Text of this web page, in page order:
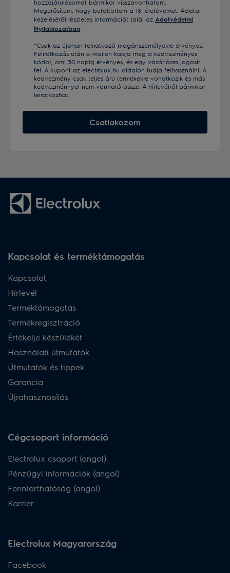
hozzájárulásomat bármikor visszavonhatom.
Megerősítem, hogy betöltöttem a 18. életévemet. Adatai
kezeléséről részletes információt talál az Adatvédelmi
Nyilatkozatban
*Csak az újonan feliratkozó magánszemélyekre érvényes.
Feliratkozás után e-mailen kapja meg a kedvezményes
kódot, ami 30 napig érvényes, és egy vásárlásra jogosít
fel. A kupont az electrolux.hu oldalon tudja felhasználni. A
kedvezmény csak teljes árú termékekre vonatkozik és más
kedvezménnyel nem vonható össze. A hírlevélről bármikor
leiratkozhat.
Csatlakozom
Kapcsolat és terméktámogatás
Kapcsolat
Hírlevél
Terméktámogatás
Termékregisztráció
Értékelje készülékét
Használati útmutatók
Útmutatók és tippek
Garancia
Újrahasznosítás
Cégcsoport információ
Electrolux csoport (angol)
Pénzügyi információk (angol)
Fenntarthatóság (angol)
Karrier
Electrolux Magyarország
Facebook